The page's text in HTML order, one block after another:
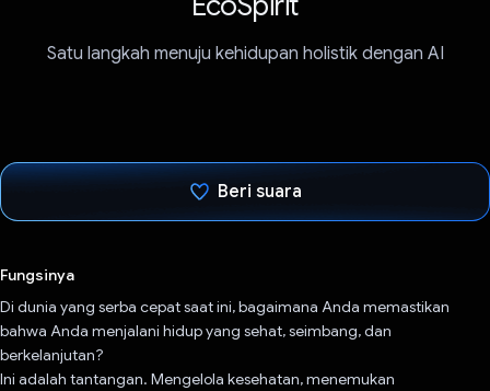
Satu langkah menuju kehidupan holistik dengan AI
Beri suara
Fungsinya
Di dunia yang serba cepat saat ini, bagaimana Anda memastikan
bahwa Anda menjalani hidup yang sehat, seimbang, dan
berkelanjutan?
Ini adalah tantangan. Mengelola kesehatan, menemukan